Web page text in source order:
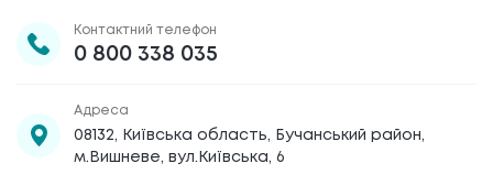
Контактний телефон
0 800 338 035
Адреса
08132, Київська область, Бучанський район,
м.Вишневе, вул.Київська, 6